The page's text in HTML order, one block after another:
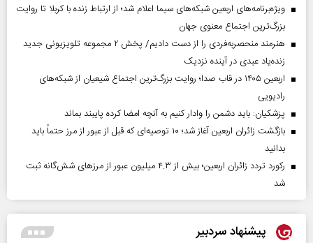
ویژه‌برنامه‌های اربعین شبکه‌های سیما اعلام شد؛ از ارتباط زنده با کربلا تا روایت
بزرگ‌ترین اجتماع معنوی جهان
هنرمند منحصر‌به‌فردی را از دست دادیم/ پخش ۲ مجموعه تلویزیونی جدید
زنده‌یاد عبدی در آینده نزدیک
اربعین ۱۴۰۵ در قاب صدا؛ روایت بزرگ‌ترین اجتماع شیعیان از شبکه‌های
رادیویی
پزشکیان: باید دشمن را وادار کنیم به آنچه امضا کرده پایبند بماند
بازگشت زائران اربعین آغاز شد؛ ۱۰ توصیه‌ای که قبل از عبور از مرز حتماً باید
بدانید
رکورد تردد زائران اربعین؛ بیش از ۴.۳ میلیون عبور از مرزهای شش‌گانه ثبت
شد
پیشنهاد سردبیر